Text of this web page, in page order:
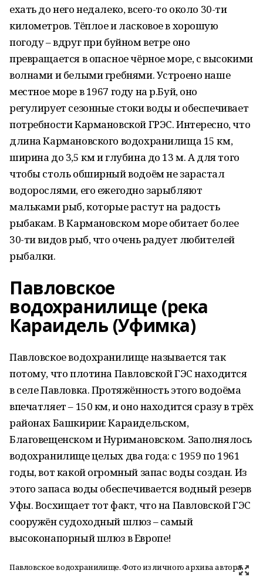
ехать до него недалеко, всего-то около 30-ти
километров. Тёплое и ласковое в хорошую
погоду – вдруг при буйном ветре оно
превращается в опасное чёрное море, с высокими
волнами и белыми гребнями. Устроено наше
местное море в 1967 году на р.Буй, оно
регулирует сезонные стоки воды и обеспечивает
потребности Кармановской ГРЭС. Интересно, что
длина Кармановского водохранилища 15 км,
ширина до 3,5 км и глубина до 13 м. А для того
чтобы столь обширный водоём не зарастал
водорослями, его ежегодно зарыбляют
мальками рыб, которые растут на радость
рыбакам. В Кармановском море обитает более
30-ти видов рыб, что очень радует любителей
рыбалки.
Павловское
водохранилище (река
Караидель (Уфимка)
Павловское водохранилище называется так
потому, что плотина Павловской ГЭС находится
в селе Павловка. Протяжённость этого водоёма
впечатляет – 150 км, и оно находится сразу в трёх
районах Башкирии: Караидельском,
Благовещенском и Нуримановском. Заполнялось
водохранилище целых два года: с 1959 по 1961
годы, вот какой огромный запас воды создан. Из
этого запаса воды обеспечивается водный резерв
Уфы. Восхищает тот факт, что на Павловской ГЭС
сооружён судоходный шлюз – самый
высоконапорный шлюз в Европе!
Павловское водохранилище. Фото из личного архива автора.